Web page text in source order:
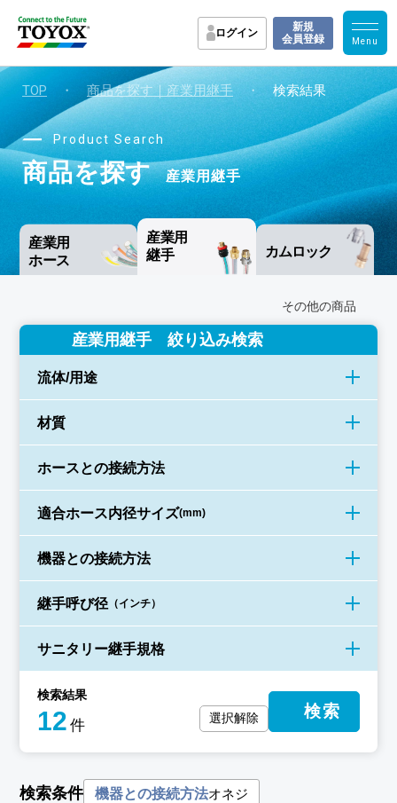
ログイン
新規
会員登録
TOP ・ 商品を探す｜産業用継手 ・ 検索結果
Product Search
商品を探す 産業用継手
産業用
ホース
産業用
継手
カムロック
その他の商品
産業用継手 絞り込み検索
流体/用途
材質
ホースとの接続方法
適合ホース内径サイズ(mm)
機器との接続方法
継手呼び径 （インチ）
サニタリー継手規格
検索結果
12 件 選択解除 検索
検索条件 機器との接続方法オネジ